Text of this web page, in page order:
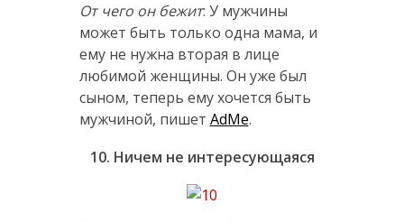
От чего он бежит: У мужчины
может быть только одна мама, и
ему не нужна вторая в лице
любимой женщины. Он уже был
сыном, теперь ему хочется быть
мужчиной, пишет AdMe.
10. Ничем не интересующаяся